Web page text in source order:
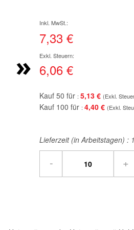
»
7,33 €
6,06 €
Kauf 50 für 5,13 €
Kauf 100 für 4,40 €
Lieferzeit (in Arbeitstagen) :
- +